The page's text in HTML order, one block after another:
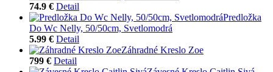
74.9 € Detail
Predložka
Do Wc Nelly, 50/50cm, Svetlomodrá
5.99 € Detail
Záhradné Kreslo Zoe
799 € Detail